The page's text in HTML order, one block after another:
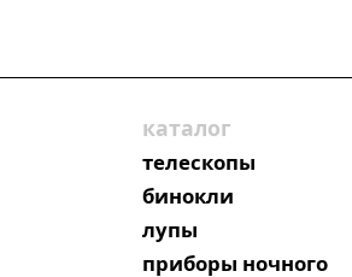
каталог
телескопы
бинокли
лупы
приборы ночного